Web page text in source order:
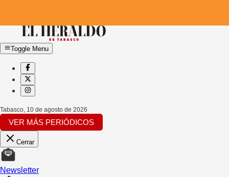
Toggle Menu
Tabasco, 10 de agosto de 2026
VER MÁS PERIÓDICOS
Cerrar
Newsletter